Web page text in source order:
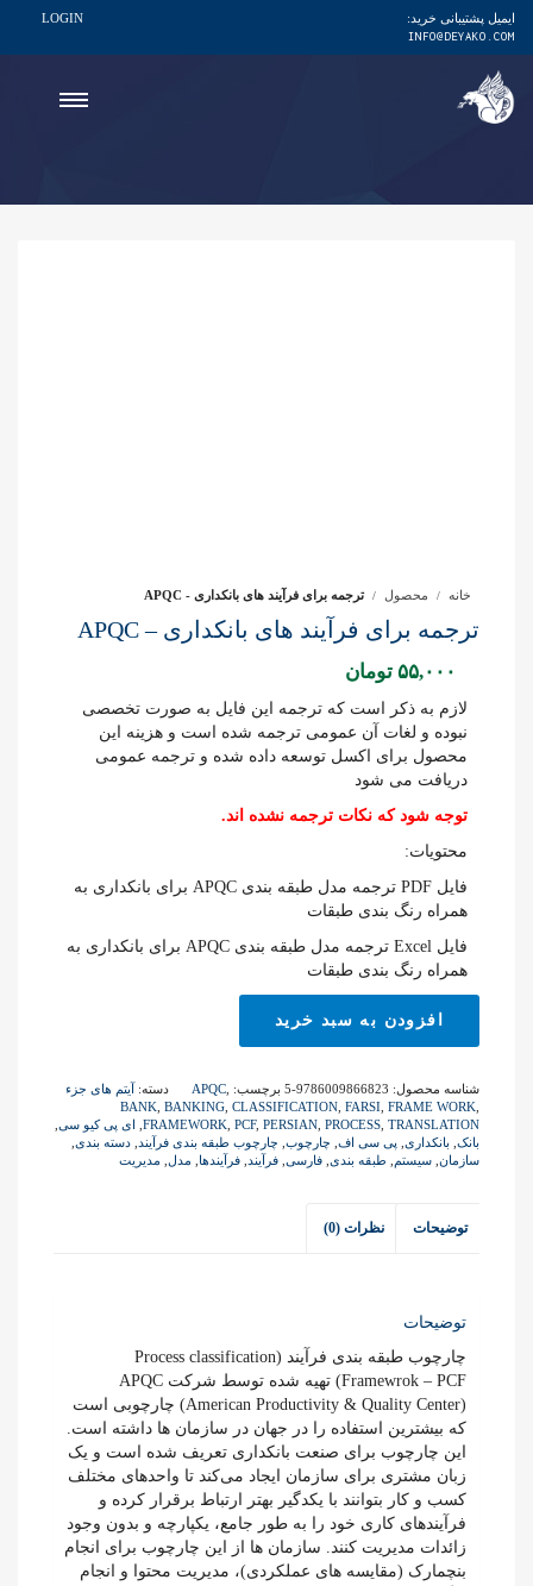
ایمیل پشتیبانی خرید:
INFO@DEYAKO.COM
LOGIN
خانه محصول ترجمه برای فرآیند های بانکداری - APQC
ترجمه برای فرآیند های بانکداری – APQC
۵۵,۰۰۰ تومان
لازم به ذکر است که ترجمه این فایل به صورت تخصصی
نبوده و لغات آن عمومی ترجمه شده است و هزینه این
محصول برای اکسل توسعه داده شده و ترجمه عمومی
دریافت می شود
توجه شود که نکات ترجمه نشده اند.
محتویات:
فایل PDF ترجمه مدل طبقه بندی APQC برای بانکداری به
همراه رنگ بندی طبقات
فایل Excel ترجمه مدل طبقه بندی APQC برای بانکداری به
همراه رنگ بندی طبقات
افزودن به سبد خرید
شناسه محصول: 9786009866823-5 دسته: آیتم های جزء برچسب: APQC
BANK BANKING CLASSIFICATION FARSI FRAME WORK
FRAMEWORK PCF, PERSIAN PROCESS TRANSLATION ای پی کیو سی
بانک بانکداری پی سی اف چارچوب چارچوب طبقه بندی فرآیند دسته بندی
سازمان سیستم طبقه بندی فارسی فرآیند فرآیندها مدل مدیریت
توضیحات نظرات (0)
توضیحات
چارچوب طبقه بندی فرآیند (Process classification
Framewrok – PCF) تهیه شده توسط شرکت APQC
(American Productivity & Quality Center) چارچوبی است
که بیشترین استفاده را در جهان در سازمان ها داشته است.
این چارچوب برای صنعت بانکداری تعریف شده است و یک
زبان مشتری برای سازمان ایجاد می‌کند تا واحدهای مختلف
کسب و کار بتوانند با یکدگیر بهتر ارتباط برقرار کرده و
فرآیندهای کاری خود را به طور جامع، یکپارچه و بدون وجود
زائدات مدیریت کنند. سازمان ها از این چارچوب برای انجام
بنچمارک (مقایسه های عملکردی)، مدیریت محتوا و انجام